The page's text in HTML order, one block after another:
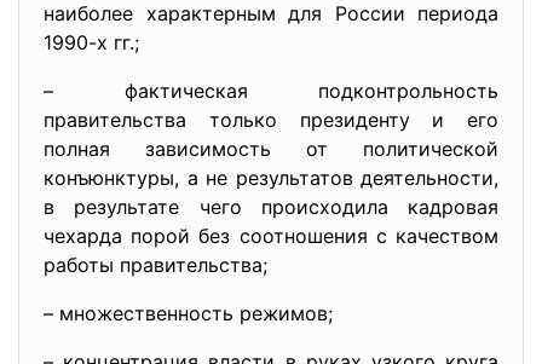
наиболее характерным для России периода
1990-х гг.;
– фактическая подконтрольность
правительства только президенту и его
полная зависимость от политической
конъюнктуры, а не результатов деятельности,
в результате чего происходила кадровая
чехарда порой без соотношения с качеством
работы правительства;
– множественность режимов;